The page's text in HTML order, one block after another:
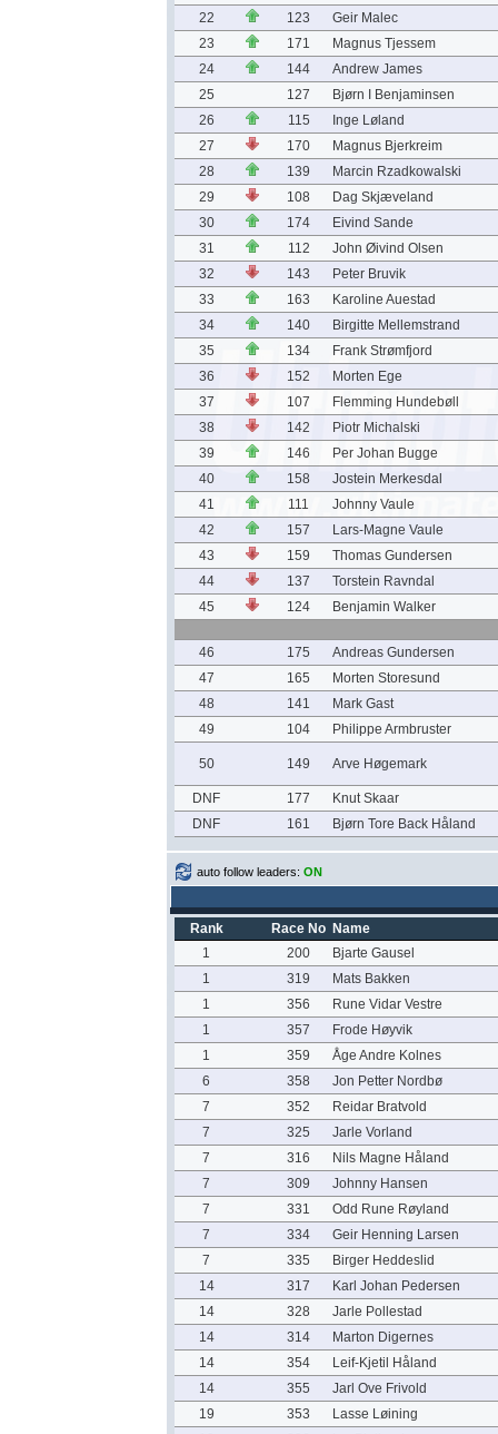
22 123
Geir Malec
23
171
Magnus Tjessem
24
144
Andrew James
25
127
Bjørn I Benjaminsen
26
115
Inge Løland
27
170
Magnus Bjerkreim
28
139
Marcin Rzadkowalski
29
108
Dag Skjæveland
30
174
Eivind Sande
31
112
John Øivind Olsen
32
143
Peter Bruvik
33
163
Karoline Auestad
34
140
Birgitte Mellemstrand
35
134
Frank Strømfjord
36
152
Morten Ege
37
107
Flemming Hundebøll
38
142
Piotr Michalski
39
146
Per Johan Bugge
40
158
Jostein Merkesdal
41
111
Johnny Vaule
42
157
Lars-Magne Vaule
43
159
Thomas Gundersen
44
137
Torstein Ravndal
45
124 Benjamin Walker
46 175
Andreas Gundersen
47
165
Morten Storesund
48
141
Mark Gast
49
104 Philippe Armbruster
50 149 Arve Høgemark
DNF 177
Knut Skaar
DNF
161 Bjørn Tore Back Håland
auto follow leaders: ON
Rank Race No Name
1
200
Bjarte Gausel
1
319
Mats Bakken
1
356
Rune Vidar Vestre
1
357
Frode Høyvik
1
359
Åge Andre Kolnes
6
358
Jon Petter Nordbø
7
352
Reidar Bratvold
7
325
Jarle Vorland
7
316
Nils Magne Håland
7
309
Johnny Hansen
7
331
Odd Rune Røyland
7
334
Geir Henning Larsen
7
335
Birger Heddeslid
14
317
Karl Johan Pedersen
14
328
Jarle Pollestad
14
314
Marton Digernes
14
354
Leif-Kjetil Håland
14
355
Jarl Ove Frivold
19
353
Lasse Løining